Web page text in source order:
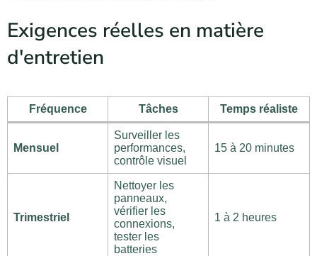
Exigences réelles en matière
d'entretien
Fréquence Tâches Temps réaliste
Mensuel
Surveiller les
performances,
contrôle visuel
15 à 20 minutes
Trimestriel
Nettoyer les
panneaux,
vérifier les
connexions,
tester les
batteries
1 à 2 heures